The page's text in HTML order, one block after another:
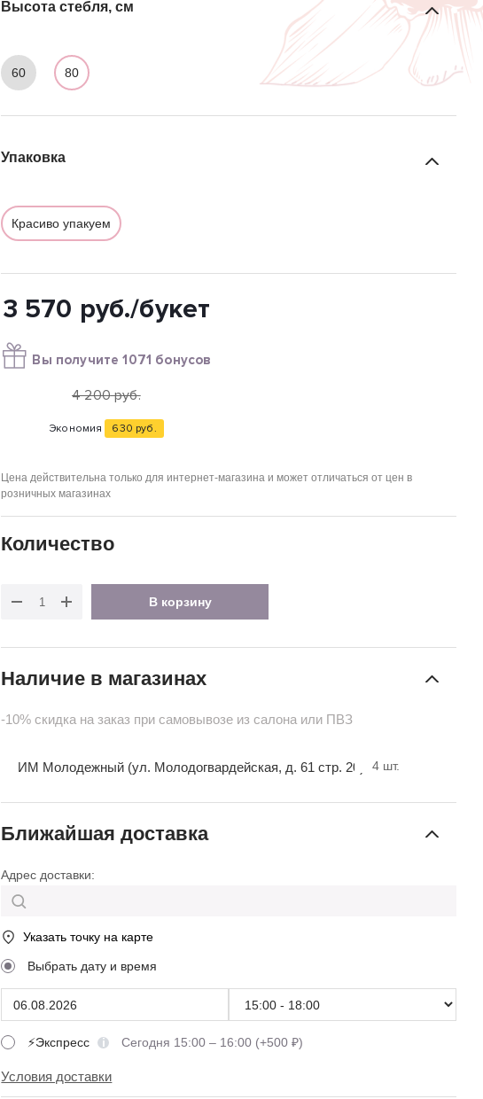
Высота стебля, см
60 80
Упаковка
Красиво упакуем
3 570 руб./букет
Вы получите 1071 бонусов
4 200руб.
Экономия 630 руб.
Цена действительна только для интернет-магазина и может отличаться от цен в
розничных магазинах
Количество
В корзину
Наличие в магазинах
-10% скидка на заказ при самовывозе из салона или ПВЗ
ИМ Молодежный (ул. Молодогвардейская, д. 61 стр. 20) 4 шт.
Ближайшая доставка
Адрес доставки:
Указать точку на карте
Выбрать дату и время
⚡Экспресс Сегодня 15:00 – 16:00 (+500 ₽)
Условия доставки